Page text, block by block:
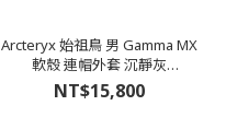
Arcteryx 始祖鳥 男 Gamma MX
軟殼 連帽外套 沉靜灰
#X000008485
NT$15,800